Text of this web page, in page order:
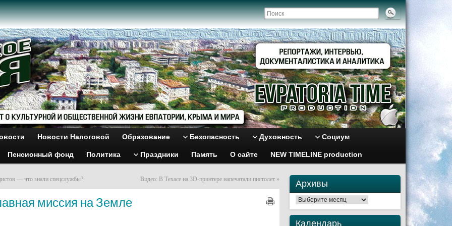
Новости Налоговой Образование Безопасность Духовность Социум
Пенсионный фонд Политика Праздники Память О сайте NEW TIMELINE production
— что знали спецслужбы? Видео: В Техасе на 3D-принтере напечатали пистолет »
миссия на Земле
Архивы
Архивы
Календарь